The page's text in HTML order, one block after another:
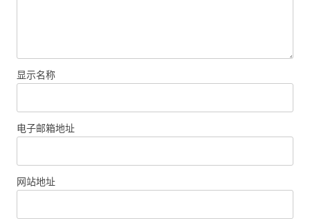
显示名称
电子邮箱地址
网站地址